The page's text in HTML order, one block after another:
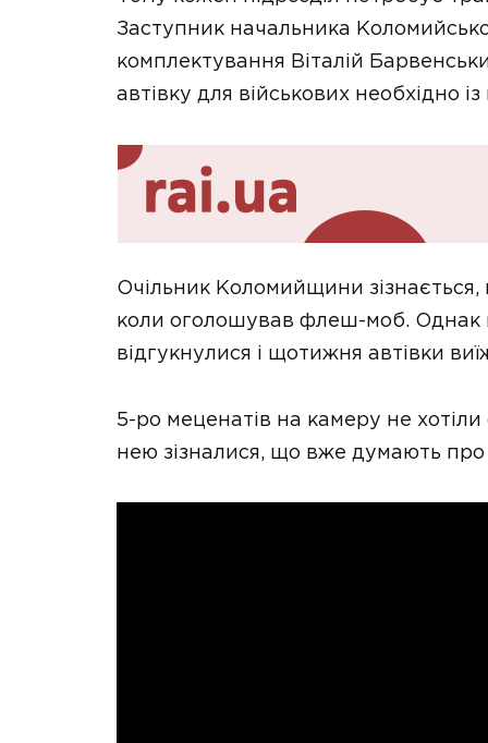
Заступник начальника
комплектування Віталій
автівку для військових необхідно
Очільник Коломийщини
коли оголошував флеш-моб. Однак
відгукнулися і щотижня автівки
5-ро меценатів на камеру не
нею зізналися, що вже думають